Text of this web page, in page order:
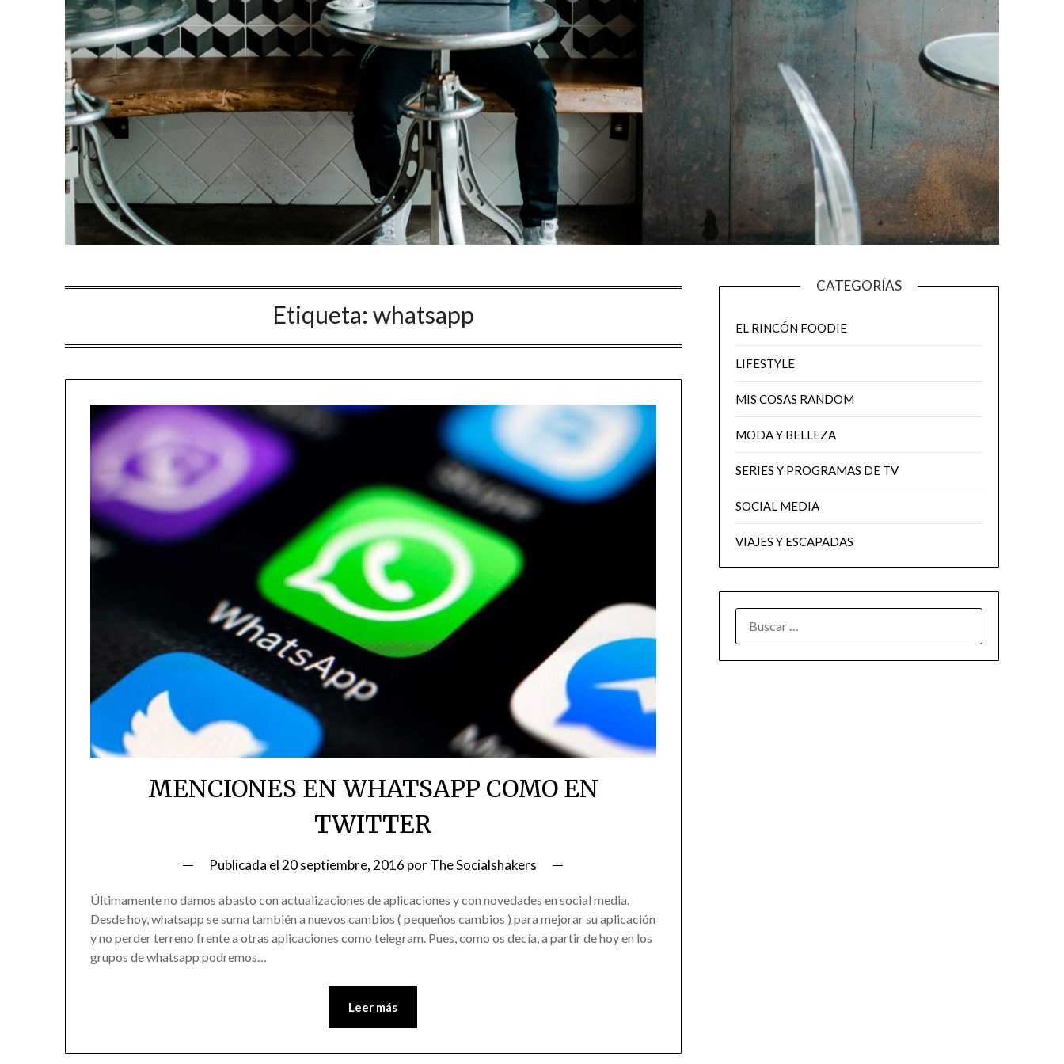
Etiqueta: whatsapp
MENCIONES EN WHATSAPP COMO EN
TWITTER
Publicada el 20 septiembre, 2016 porThe Socialshakers
Últimamente no damos abasto con actualizaciones de aplicaciones y con novedades en social media.
Desde hoy, whatsapp se suma también a nuevos cambios ( pequeños cambios ) para mejorar su aplicación
y no perder terreno frente a otras aplicaciones como telegram. Pues, como os decía, a partir de hoy en los
grupos de whatsapp podremos…
Leer más
CATEGORÍAS
EL RINCÓN FOODIE
LIFESTYLE
MIS COSAS RANDOM
MODA Y BELLEZA
SERIES Y PROGRAMAS DE TV
SOCIAL MEDIA
VIAJES Y ESCAPADAS